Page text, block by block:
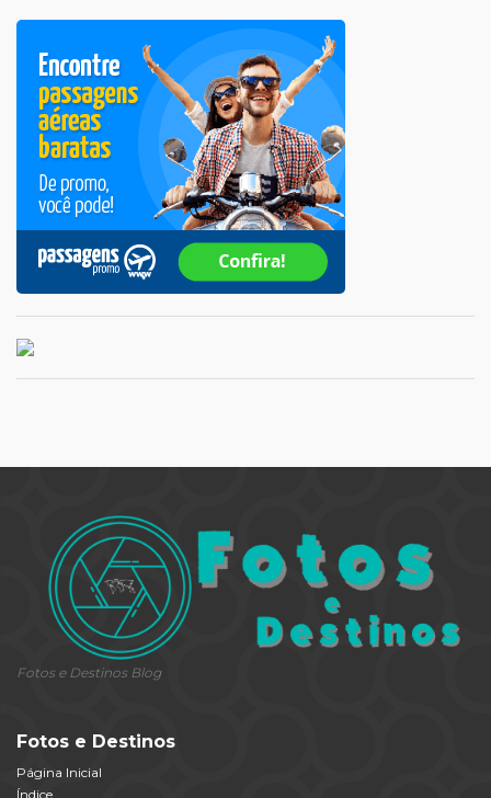
Fotos e Destinos Blog
Fotos e Destinos
Página Inicial
Índice